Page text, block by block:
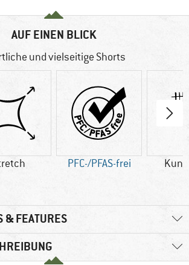
AUF EINEN BLICK
und vielseitige Shorts
PFC-/PFAS-frei
& FEATURES